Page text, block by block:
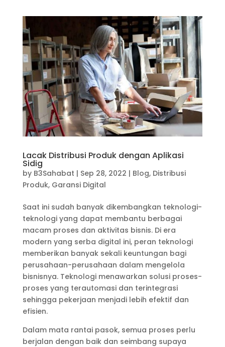
Lacak Distribusi Produk dengan Aplikasi
Sidig
by B3Sahabat | Sep 28, 2022 | Blog, Distribusi
Produk, Garansi Digital
Saat ini sudah banyak dikembangkan teknologi-
teknologi yang dapat membantu berbagai
macam proses dan aktivitas bisnis. Di era
modern yang serba digital ini, peran teknologi
memberikan banyak sekali keuntungan bagi
perusahaan-perusahaan dalam mengelola
bisnisnya. Teknologi menawarkan solusi proses-
proses yang terautomasi dan terintegrasi
sehingga pekerjaan menjadi lebih efektif dan
efisien.
Dalam mata rantai pasok, semua proses perlu
berjalan dengan baik dan seimbang supaya